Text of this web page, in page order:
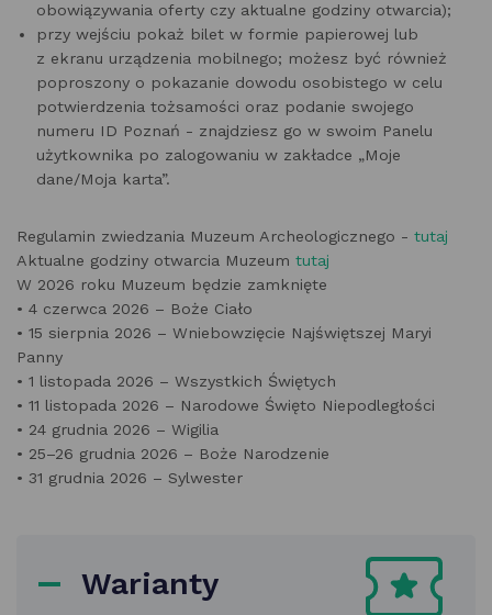
obowiązywania oferty czy aktualne godziny otwarcia);
przy wejściu pokaż bilet w formie papierowej lub
z ekranu urządzenia mobilnego; możesz być również
poproszony o pokazanie dowodu osobistego w celu
potwierdzenia tożsamości oraz podanie swojego
numeru ID Poznań - znajdziesz go w swoim Panelu
użytkownika po zalogowaniu w zakładce „Moje
dane/Moja karta”.
Regulamin zwiedzania Muzeum Archeologicznego - tutaj
Aktualne godziny otwarcia Muzeum tutaj
W 2026 roku Muzeum będzie zamknięte
• 4 czerwca 2026 – Boże Ciało
• 15 sierpnia 2026 – Wniebowzięcie Najświętszej Maryi
Panny
• 1 listopada 2026 – Wszystkich Świętych
• 11 listopada 2026 – Narodowe Święto Niepodległości
• 24 grudnia 2026 – Wigilia
• 25–26 grudnia 2026 – Boże Narodzenie
• 31 grudnia 2026 – Sylwester
Warianty